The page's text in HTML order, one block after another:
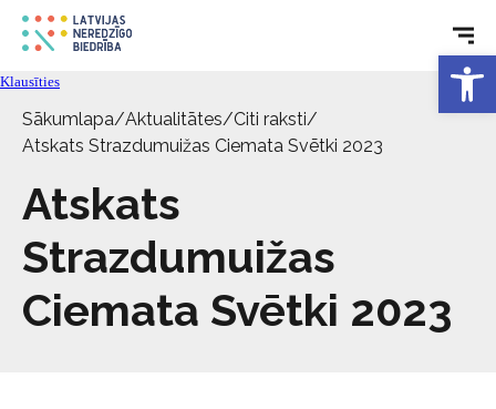
Aktualitātes
Pakalpojumi
Par biedrību
Kontakti
Klausīties
Sākumlapa/Aktualitātes/Citi raksti/
Atskats Strazdumuižas Ciemata Svētki 2023
Atskats
Strazdumuižas
Ciemata Svētki 2023